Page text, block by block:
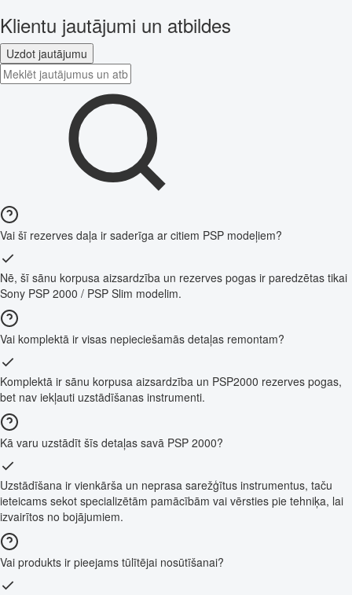
Klientu jautājumi un atbildes
Uzdot jautājumu
Vai šī rezerves daļa ir saderīga ar citiem PSP modeļiem?
Nē, šī sānu korpusa aizsardzība un rezerves pogas ir paredzētas tikai
Sony PSP 2000 / PSP Slim modelim.
Vai komplektā ir visas nepieciešamās detaļas remontam?
Komplektā ir sānu korpusa aizsardzība un PSP2000 rezerves pogas,
bet nav iekļauti uzstādīšanas instrumenti.
Kā varu uzstādīt šīs detaļas savā PSP 2000?
Uzstādīšana ir vienkārša un neprasa sarežģītus instrumentus, taču
ieteicams sekot specializētām pamācībām vai vērsties pie tehniķa, lai
izvairītos no bojājumiem.
Vai produkts ir pieejams tūlītējai nosūtīšanai?